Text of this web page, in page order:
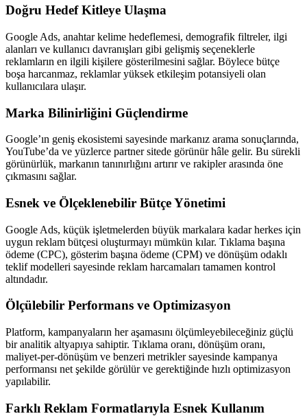
Doğru Hedef Kitleye Ulaşma
Google Ads, anahtar kelime hedeflemesi, demografik filtreler, ilgi
alanları ve kullanıcı davranışları gibi gelişmiş seçeneklerle
reklamların en ilgili kişilere gösterilmesini sağlar. Böylece bütçe
boşa harcanmaz, reklamlar yüksek etkileşim potansiyeli olan
kullanıcılara ulaşır.
Marka Bilinirliğini Güçlendirme
Google’ın geniş ekosistemi sayesinde markanız arama sonuçlarında,
YouTube’da ve yüzlerce partner sitede görünür hâle gelir. Bu sürekli
görünürlük, markanın tanınırlığını artırır ve rakipler arasında öne
çıkmasını sağlar.
Esnek ve Ölçeklenebilir Bütçe Yönetimi
Google Ads, küçük işletmelerden büyük markalara kadar herkes için
uygun reklam bütçesi oluşturmayı mümkün kılar. Tıklama başına
ödeme (CPC), gösterim başına ödeme (CPM) ve dönüşüm odaklı
teklif modelleri sayesinde reklam harcamaları tamamen kontrol
altındadır.
Ölçülebilir Performans ve Optimizasyon
Platform, kampanyaların her aşamasını ölçümleyebileceğiniz güçlü
bir analitik altyapıya sahiptir. Tıklama oranı, dönüşüm oranı,
maliyet-per-dönüşüm ve benzeri metrikler sayesinde kampanya
performansı net şekilde görülür ve gerektiğinde hızlı optimizasyon
yapılabilir.
Farklı Reklam Formatlarıyla Esnek Kullanım